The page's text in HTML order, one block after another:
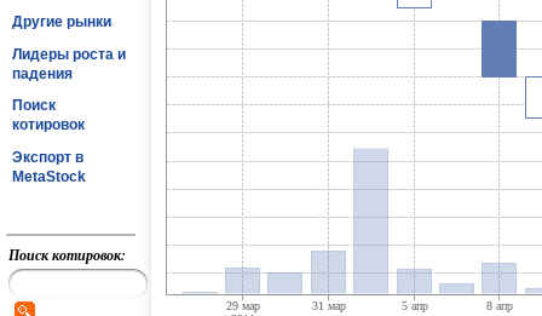
Другие рынки
Лидеры роста и
падения
Поиск
котировок
Экспорт в
MetaStock
Поиск котировок: